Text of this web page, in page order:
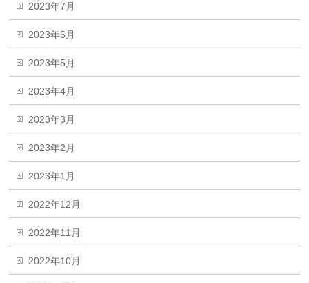
2023年7月
2023年6月
2023年5月
2023年4月
2023年3月
2023年2月
2023年1月
2022年12月
2022年11月
2022年10月